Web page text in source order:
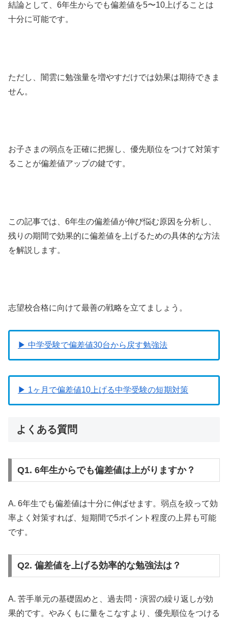
結論として、6年生からでも偏差値を5〜10上げることは
十分に可能です。
ただし、闇雲に勉強量を増やすだけでは効果は期待できま
せん。
お子さまの弱点を正確に把握し、優先順位をつけて対策す
ることが偏差値アップの鍵です。
この記事では、6年生の偏差値が伸び悩む原因を分析し、
残りの期間で効果的に偏差値を上げるための具体的な方法
を解説します。
志望校合格に向けて最善の戦略を立てましょう。
▶ 中学受験で偏差値30台から戻す勉強法
▶ 1ヶ月で偏差値10上げる中学受験の短期対策
よくある質問
Q1. 6年生からでも偏差値は上がりますか？
A. 6年生でも偏差値は十分に伸ばせます。弱点を絞って効
率よく対策すれば、短期間で5ポイント程度の上昇も可能
です。
Q2. 偏差値を上げる効率的な勉強法は？
A. 苦手単元の基礎固めと、過去問・演習の繰り返しが効
果的です。やみくもに量をこなすより、優先順位をつける